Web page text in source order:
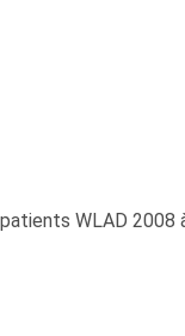
WLAD 2008